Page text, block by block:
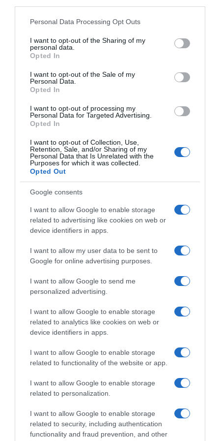
Please note that this website/app uses one or more Google
not limited to your visit or usage behaviour. You may click to
grant or deny consent to Google and its third-party tags to
use your data for below specified purposes in below Google
consent section.
Personal Data Processing Opt Outs
I want to opt-out of the Sharing of my
personal data.
Opted In
I want to opt-out of the Sale of my
Personal Data.
Opted In
I want to opt-out of processing my
Personal Data for Targeted Advertising.
Opted In
I want to opt-out of Collection, Use,
Retention, Sale, and/or Sharing of my
Personal Data that Is Unrelated with the
Purposes for which it was collected.
Opted Out
Google consents
I want to allow Google to enable storage
related to advertising like cookies on web or
device identifiers in apps.
I want to allow my user data to be sent to
Google for online advertising purposes.
I want to allow Google to send me
personalized advertising.
I want to allow Google to enable storage
related to analytics like cookies on web or
device identifiers in apps.
I want to allow Google to enable storage
related to functionality of the website or app.
I want to allow Google to enable storage
related to personalization.
I want to allow Google to enable storage
related to security, including authentication
functionality and fraud prevention, and other
liderski duh zablistati punim sjajem.Globa nagovještava da će
društveno priznanje i nove poslovne prilike Lavove podići na viši
ambicije sada prati i podrška svemira“, savjetuje Tamara Globa.
ovo je vrijeme duhovnog uzdizanja.Globa tvrdi da će pripadnici
ovog znaka pronaći svoje istinsko mjesto u svijetu kroz lični razvoj
biće i investirate u vlastiti rast. Blagostanje će potom doći samo
po sebi“, poručuje Globa.
Za Ovnove – odlučna akcija. Za Lavove – preuzimanje vođstva.
Za Strijelce – dublje razumijevanje sebe.
Kako Tamara Globa zaključuje, ovo je sudbinski važan period za
ova tri znaka – trenutak kada mogu ostaviti staru verziju života
iza sebe i zakoračiti u fazu istinske sreće, ispunjenja i blagoslova.